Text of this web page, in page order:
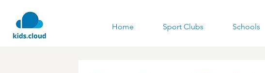
Home Sport Clubs Schools